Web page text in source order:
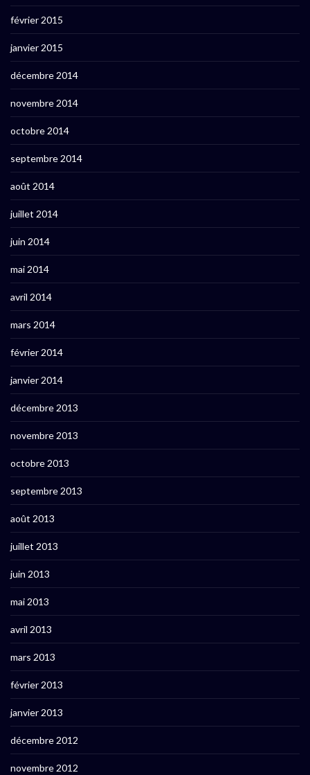
février 2015
janvier 2015
décembre 2014
novembre 2014
octobre 2014
septembre 2014
août 2014
juillet 2014
juin 2014
mai 2014
avril 2014
mars 2014
février 2014
janvier 2014
décembre 2013
novembre 2013
octobre 2013
septembre 2013
août 2013
juillet 2013
juin 2013
mai 2013
avril 2013
mars 2013
février 2013
janvier 2013
décembre 2012
novembre 2012